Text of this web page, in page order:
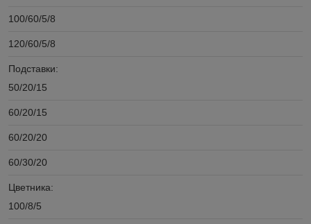
100/60/5/8
120/60/5/8
Подставки:
50/20/15
60/20/15
60/20/20
60/30/20
Цветника:
100/8/5